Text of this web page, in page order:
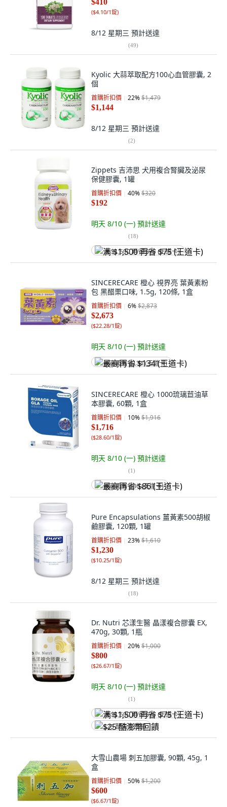
$410
($4.10/1錠)
8/12 星期三 預計送達
(49)
Kyolic 大蒜萃取配方100心血管膠囊, 2
個
首購折扣價 22%$1,479
$1,144
8/12 星期三 預計送達
(2)
Zippets 吉沛思 犬用複合腎臟及泌尿
保健膠囊, 1罐
首購折扣價 40%$320
$192
明天 8/10 (一) 預計送達
(18)
满 $1,500 再省 $75 (王道卡)
SINCERECARE 橙心 視界亮 葉黃素粉
包 黑醋栗口味, 1.5g, 120條, 1盒
首購折扣價 6%$2,873
$2,673
($22.28/1錠)
明天 8/10 (一) 預計送達
最高再省 $134 (王道卡)
SINCERECARE 橙心 1000琉璃苣油草
本膠囊, 60顆, 1盒
首購折扣價 10%$1,916
$1,716
($28.60/1錠)
明天 8/10 (一) 預計送達
(1)
最高再省 $86 (王道卡)
Pure Encapsulations 薑黃素500胡椒
鹼膠囊, 120顆, 1罐
首購折扣價 23%$1,610
$1,230
($10.25/1錠)
8/12 星期三 預計送達
(18)
Dr. Nutri 芯漾生醫 晶漾複合膠囊 EX,
470g, 30顆, 1瓶
首購折扣價 20%$1,000
$800
($26.67/1錠)
明天 8/10 (一) 預計送達
(1)
满 $1,500 再省 $75 (王道卡)
$25 酷澎幣回饋
大雪山農場 刺五加膠囊, 90顆, 45g, 1
盒
首購折扣價 50%$1,200
$600
($6.67/1錠)